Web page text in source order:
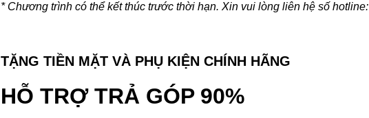
* Chương trình có thể kết thúc trước thời hạn. Xin vui lòng liên hệ số hotline:
TẶNG TIỀN MẶT VÀ PHỤ KIỆN CHÍNH HÃNG
HỖ TRỢ TRẢ GÓP 90%